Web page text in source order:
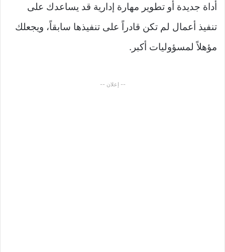
أداة جديدة أو تطوير مهارة إدارية قد يساعدك على
تنفيذ أعمال لم تكن قادراً على تنفيذها سابقاً، ويجعلك
مؤهلاً لمسؤوليات أكبر.
-- إعلان --